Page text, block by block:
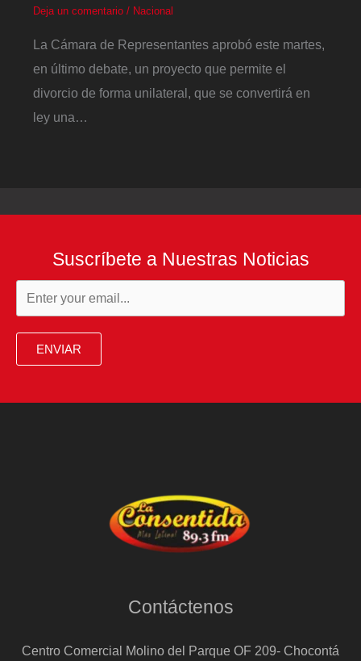
Deja un comentario / Nacional
La Cámara de Representantes aprobó este martes,
en último debate, un proyecto que permite el
divorcio de forma unilateral, que se convertirá en
ley una…
Suscríbete a Nuestras Noticias
ENVIAR
Contáctenos
Centro Comercial Molino del Parque OF 209- Chocontá